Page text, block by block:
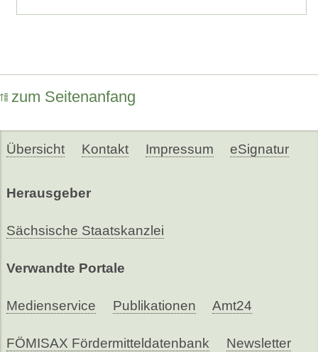
zum Seitenanfang
Übersicht Kontakt Impressum eSignatur
Herausgeber
Sächsische Staatskanzlei
Verwandte Portale
Medienservice Publikationen Amt24
FÖMISAX Fördermitteldatenbank Newsletter